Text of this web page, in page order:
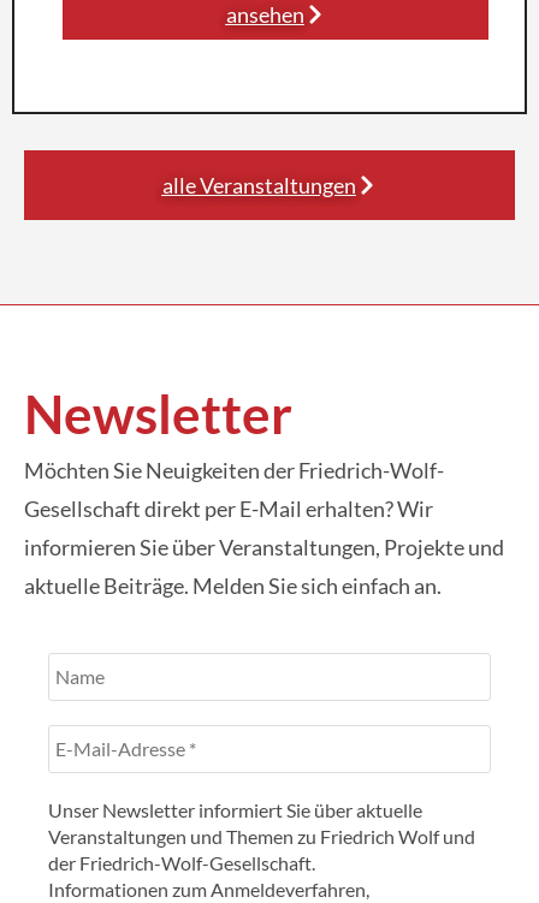
ansehen
alle Veranstaltungen
Newsletter
Möchten Sie Neuigkeiten der Friedrich-Wolf-
Gesellschaft direkt per E-Mail erhalten? Wir
informieren Sie über Veranstaltungen, Projekte und
aktuelle Beiträge. Melden Sie sich einfach an.
Unser Newsletter informiert Sie über aktuelle
Veranstaltungen und Themen zu Friedrich Wolf und
der Friedrich-Wolf-Gesellschaft.
Informationen zum Anmeldeverfahren,